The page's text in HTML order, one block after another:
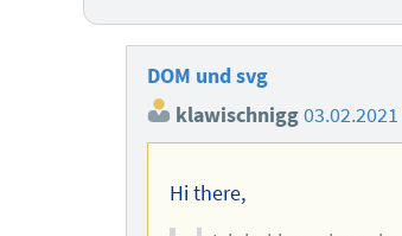
DOM und svg
klawischnigg
Hi there,